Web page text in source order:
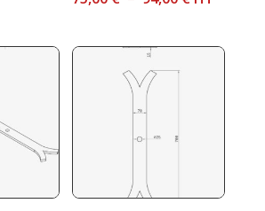
prix :